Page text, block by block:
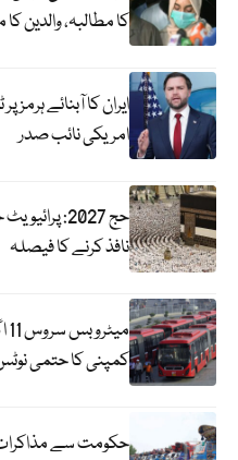
کا مطالبہ، والدین
ایران کا آبنائے
امریکی نائب صدر
حج 2027:
نافذ کرنے کا فیصلہ
کمپنی کا حتمی
حکومت سے مذاکرات